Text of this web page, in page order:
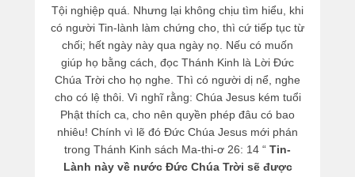
Tội nghiệp quá. Nhưng lại không chịu tìm hiểu, khi
có người Tin-lành làm chứng cho, thì cứ tiếp tục từ
chối; hết ngày này qua ngày nọ. Nếu có muốn
giúp họ bằng cách, đọc Thánh Kinh là Lời Đức
Chúa Trời cho họ nghe. Thì có người dị nể, nghe
cho có lệ thôi. Vì nghĩ rằng: Chúa Jesus kém tuổi
Phật thích ca, cho nên quyền phép đâu có bao
nhiêu! Chính vì lẽ đó Đức Chúa Jesus mới phán
trong Thánh Kinh sách Ma-thi-ơ 26: 14 “ Tin-
Lành này về nước Đức Chúa Trời sẽ được